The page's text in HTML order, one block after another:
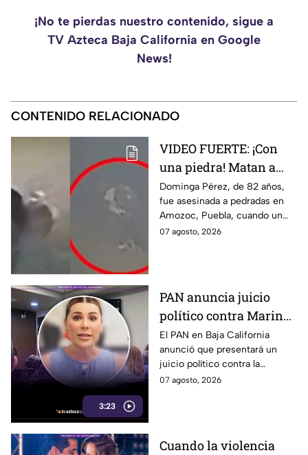
¡No te pierdas nuestro contenido, sigue a
TV Azteca Baja California en Google
News!
CONTENIDO RELACIONADO
VIDEO FUERTE: ¡Con
una piedra! Matan a
vendedora de cemitas
de 82 años mientras iba
a su casa
Dominga Pérez, de 82 años,
fue asesinada a pedradas en
Amozoc, Puebla, cuando un
sujeto le robó los 90 pesos
07 agosto, 2026
3:23
PAN anuncia juicio
político contra Marina
del Pilar y la fiscal de
Baja California
El PAN en Baja California
anunció que presentará un
juicio político contra la
gobernadora y la fiscal del
07 agosto, 2026
Cuando la violencia